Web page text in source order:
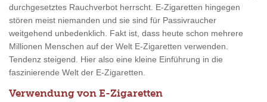
durchgesetztes Rauchverbot herrscht. E-Zigaretten hingegen
stören meist niemanden und sie sind für Passivraucher
weitgehend unbedenklich. Fakt ist, dass heute schon mehrere
Millionen Menschen auf der Welt E-Zigaretten verwenden.
Tendenz steigend. Hier also eine kleine Einführung in die
faszinierende Welt der E-Zigaretten.
Verwendung von E-Zigaretten